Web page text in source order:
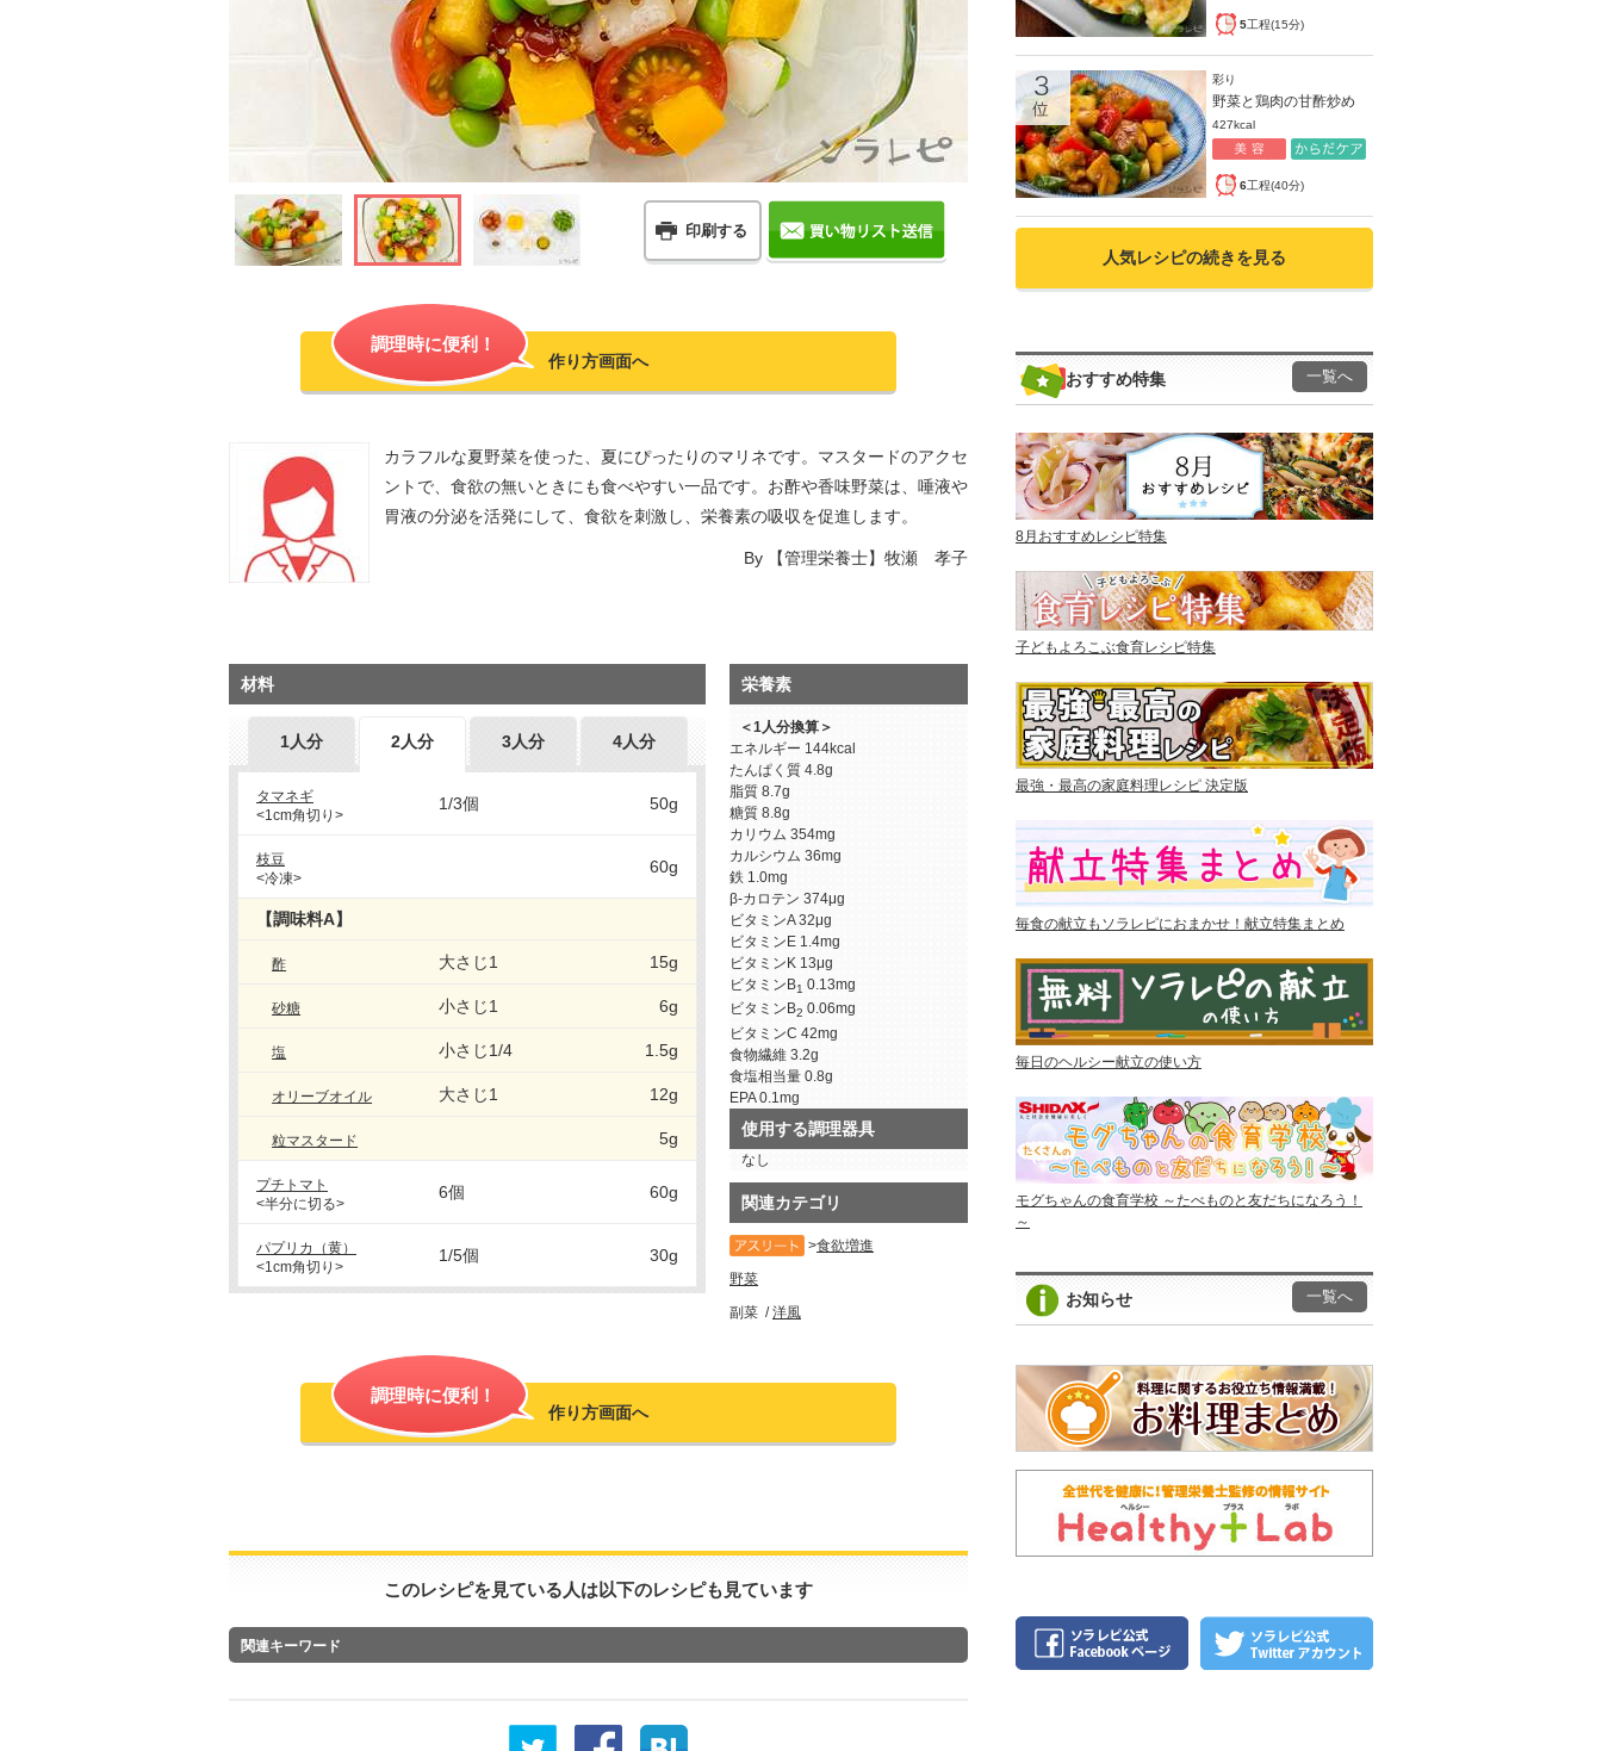
印刷する
調理時に便利！
作り方画面へ
カラフルな夏野菜を使った、夏にぴったりのマリネです。マスタードのアクセ
ントで、食欲の無いときにも食べやすい一品です。お酢や香味野菜は、唾液や
胃液の分泌を活発にして、食欲を刺激し、栄養素の吸収を促進します。
By 【管理栄養士】牧瀬 孝子
材料
1人分 2人分 3人分 4人分
タマネギ
<1cm角切り>
1/3個 50g
枝豆
<冷凍>
60g
【調味料A】
酢 大さじ1 15g
砂糖 小さじ1 6g
塩 小さじ1/4 1.5g
オリーブオイル 大さじ1 12g
粒マスタード 5g
プチトマト
<半分に切る>
6個 60g
パプリカ（黄）
<1cm角切り>
1/5個 30g
栄養素
＜1人分換算＞
エネルギー 144kcal
たんぱく質 4.8g
脂質 8.7g
糖質 8.8g
カリウム 354mg
カルシウム 36mg
鉄 1.0mg
β-カロテン 374μg
ビタミンA 32μg
ビタミンE 1.4mg
ビタミンK 13μg
ビタミンB1 0.13mg
ビタミンB2 0.06mg
ビタミンC 42mg
食物繊維 3.2g
食塩相当量 0.8g
EPA 0.1mg
使用する調理器具
なし
関連カテゴリ
食欲増進
野菜
副菜
洋風
調理時に便利！
作り方画面へ
このレシピを見ている人は以下のレシピも見ています
関連キーワード
5工程(15分)
彩り
野菜と鶏肉の甘酢炒め
427kcal
6工程(40分)
人気レシピの続きを見る
おすすめ特集 一覧へ
8月おすすめレシピ特集
子どもよろこぶ食育レシピ特集
最強・最高の家庭料理レシピ 決定版
毎食の献立もソラレピにおまかせ！献立特集まとめ
毎日のヘルシー献立の使い方
モグちゃんの食育学校 ～たべものと友だちになろう！
～
お知らせ 一覧へ